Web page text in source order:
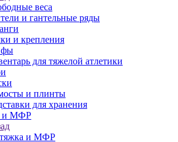
веса
и гантельные ряды
и крепления
для тяжелой атлетики
и плинты
для хранения
и МФР
и МФР